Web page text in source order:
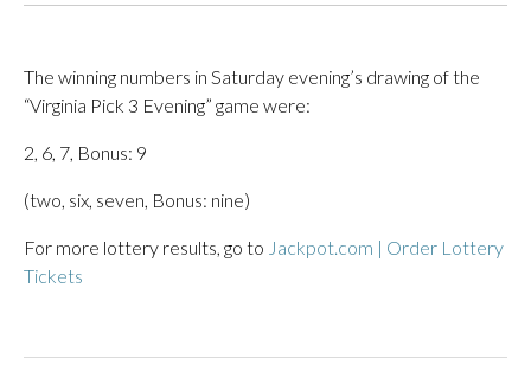
The winning numbers in Saturday evening’s drawing of the
“Virginia Pick 3 Evening” game were:
2, 6, 7, Bonus: 9
(two, six, seven, Bonus: nine)
For more lottery results, go to Jackpot.com | Order Lottery
Tickets